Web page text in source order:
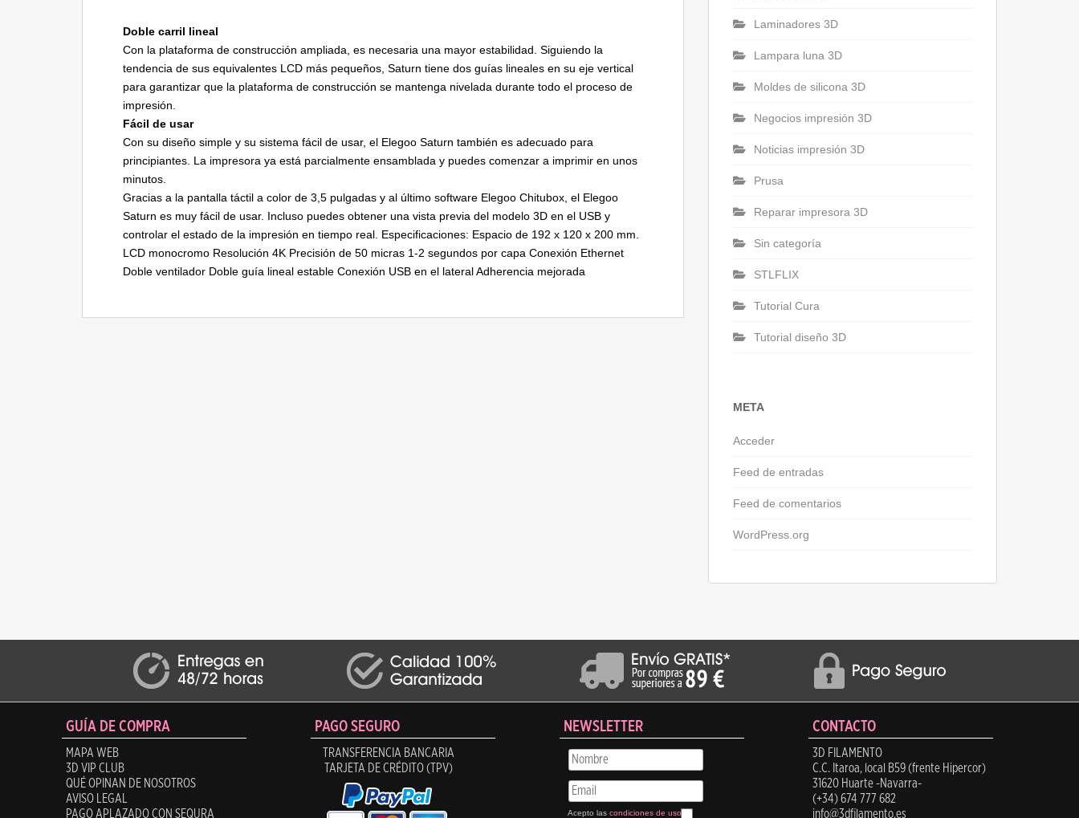
Doble carril lineal
Con la plataforma de construcción ampliada, es necesaria una mayor estabilidad. Siguiendo la
tendencia de sus equivalentes LCD más pequeños, Saturn tiene dos guías lineales en su eje vertical
para garantizar que la plataforma de construcción se mantenga nivelada durante todo el proceso de
impresión.
Fácil de usar
Con su diseño simple y su sistema fácil de usar, el Elegoo Saturn también es adecuado para
principiantes. La impresora ya está parcialmente ensamblada y puedes comenzar a imprimir en unos
minutos.
Gracias a la pantalla táctil a color de 3,5 pulgadas y al último software Elegoo Chitubox, el Elegoo
Saturn es muy fácil de usar. Incluso puedes obtener una vista previa del modelo 3D en el USB y
controlar el estado de la impresión en tiempo real. Especificaciones: Espacio de 192 x 120 x 200 mm.
LCD monocromo Resolución 4K Precisión de 50 micras 1-2 segundos por capa Conexión Ethernet
Doble ventilador Doble guía lineal estable Conexión USB en el lateral Adherencia mejorada
Laminadores 3D
Lampara luna 3D
Moldes de silicona 3D
Negocios impresión 3D
Noticias impresión 3D
Prusa
Reparar impresora 3D
Sin categoría
STLFLIX
Tutorial Cura
Tutorial diseño 3D
META
Acceder
Feed de entradas
Feed de comentarios
WordPress.org
GUÍA DE COMPRA
MAPA WEB
3D VIP CLUB
QUÉ OPINAN DE NOSOTROS
AVISO LEGAL
PAGO APLAZADO CON SEQURA
PAGO SEGURO
TRANSFERENCIA BANCARIA
TARJETA DE CRÉDITO (TPV)
NEWSLETTER
Acepto las condiciones de uso
CONTACTO
3D FILAMENTO
C.C. Itaroa, local B59 (frente Hipercor)
31620 Huarte -Navarra-
(+34) 674 777 682
info@3dfilamento.es